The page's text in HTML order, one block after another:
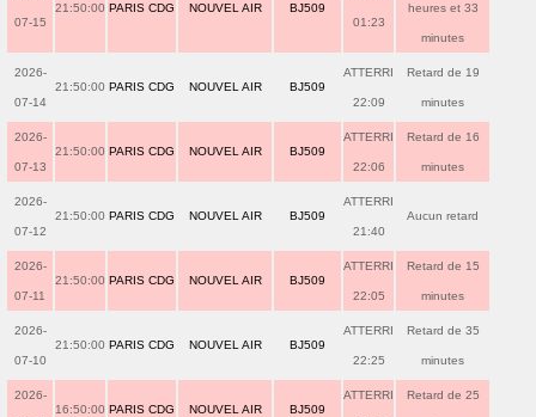
07-15
21:50:00 PARIS CDG NOUVEL AIR BJ509
01:23
heures et 33
minutes
2026-
07-14
21:50:00 PARIS CDG NOUVEL AIR BJ509
ATTERRI
22:09
Retard de 19
minutes
2026-
07-13
21:50:00 PARIS CDG NOUVEL AIR BJ509
ATTERRI
22:06
Retard de 16
minutes
2026-
07-12
21:50:00 PARIS CDG NOUVEL AIR BJ509
ATTERRI
21:40
Aucun retard
2026-
07-11
21:50:00 PARIS CDG NOUVEL AIR BJ509
ATTERRI
22:05
Retard de 15
minutes
2026-
07-10
21:50:00 PARIS CDG NOUVEL AIR BJ509
ATTERRI
22:25
Retard de 35
minutes
2026-
16:50:00 PARIS CDG NOUVEL AIR BJ509
ATTERRI Retard de 25